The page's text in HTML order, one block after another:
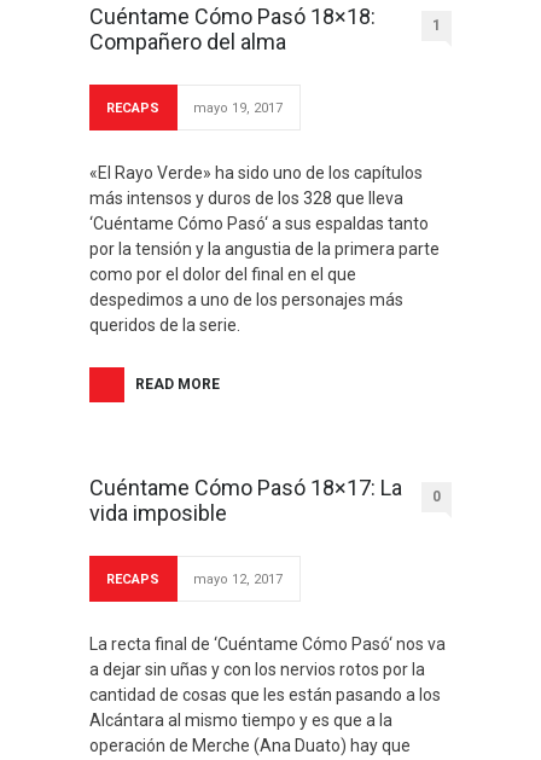
Cuéntame Cómo Pasó 18×18:
Compañero del alma
1
RECAPS mayo 19, 2017
«El Rayo Verde» ha sido uno de los capítulos
más intensos y duros de los 328 que lleva
‘Cuéntame Cómo Pasó‘ a sus espaldas tanto
por la tensión y la angustia de la primera parte
como por el dolor del final en el que
despedimos a uno de los personajes más
queridos de la serie.
READ MORE
Cuéntame Cómo Pasó 18×17: La
vida imposible
0
RECAPS mayo 12, 2017
La recta final de ‘Cuéntame Cómo Pasó‘ nos va
a dejar sin uñas y con los nervios rotos por la
cantidad de cosas que les están pasando a los
Alcántara al mismo tiempo y es que a la
operación de Merche (Ana Duato) hay que